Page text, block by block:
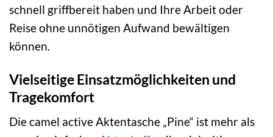
schnell griffbereit haben und Ihre Arbeit oder
Reise ohne unnötigen Aufwand bewältigen
können.
Vielseitige Einsatzmöglichkeiten und
Tragekomfort
Die camel active Aktentasche „Pine“ ist mehr als